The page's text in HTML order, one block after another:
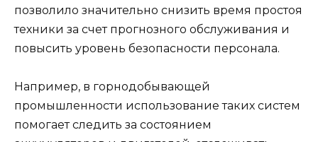
позволило значительно снизить время простоя
техники за счет прогнозного обслуживания и
повысить уровень безопасности персонала.
Например, в горнодобывающей
промышленности использование таких систем
помогает следить за состоянием